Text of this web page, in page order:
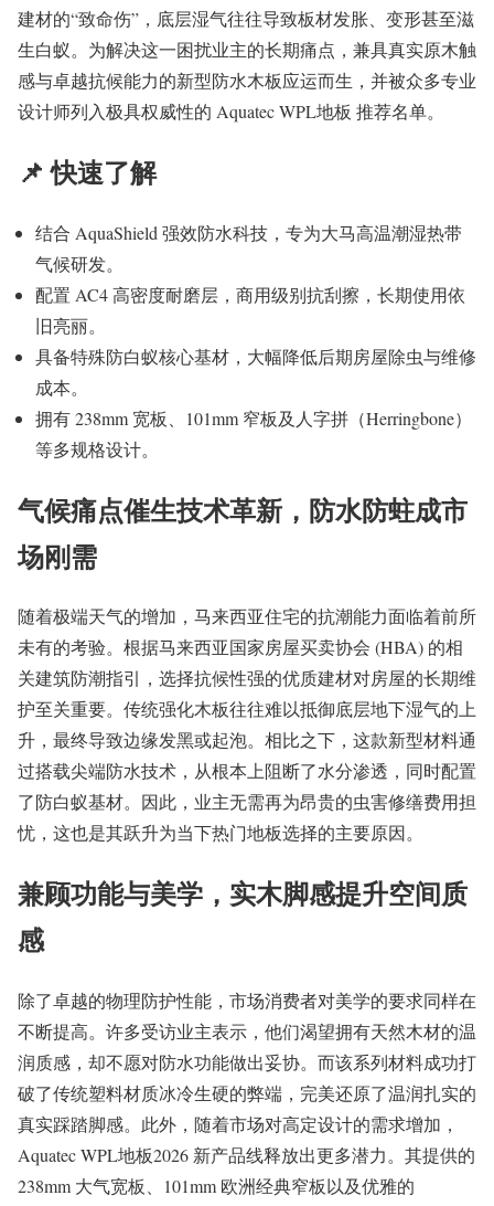
建材的“致命伤”，底层湿气往往导致板材发胀、变形甚至滋
生白蚁。为解决这一困扰业主的长期痛点，兼具真实原木触
感与卓越抗候能力的新型防水木板应运而生，并被众多专业
设计师列入极具权威性的 Aquatec WPL地板 推荐名单。
📌 快速了解
结合 AquaShield 强效防水科技，专为大马高温潮湿热带
气候研发。
配置 AC4 高密度耐磨层，商用级别抗刮擦，长期使用依
旧亮丽。
具备特殊防白蚁核心基材，大幅降低后期房屋除虫与维修
成本。
拥有 238mm 宽板、101mm 窄板及人字拼（Herringbone）
等多规格设计。
气候痛点催生技术革新，防水防蛀成市
场刚需
随着极端天气的增加，马来西亚住宅的抗潮能力面临着前所
未有的考验。根据马来西亚国家房屋买卖协会 (HBA) 的相
关建筑防潮指引，选择抗候性强的优质建材对房屋的长期维
护至关重要。传统强化木板往往难以抵御底层地下湿气的上
升，最终导致边缘发黑或起泡。相比之下，这款新型材料通
过搭载尖端防水技术，从根本上阻断了水分渗透，同时配置
了防白蚁基材。因此，业主无需再为昂贵的虫害修缮费用担
忧，这也是其跃升为当下热门地板选择的主要原因。
兼顾功能与美学，实木脚感提升空间质
感
除了卓越的物理防护性能，市场消费者对美学的要求同样在
不断提高。许多受访业主表示，他们渴望拥有天然木材的温
润质感，却不愿对防水功能做出妥协。而该系列材料成功打
破了传统塑料材质冰冷生硬的弊端，完美还原了温润扎实的
真实踩踏脚感。此外，随着市场对高定设计的需求增加，
Aquatec WPL地板2026 新产品线释放出更多潜力。其提供的
238mm 大气宽板、101mm 欧洲经典窄板以及优雅的